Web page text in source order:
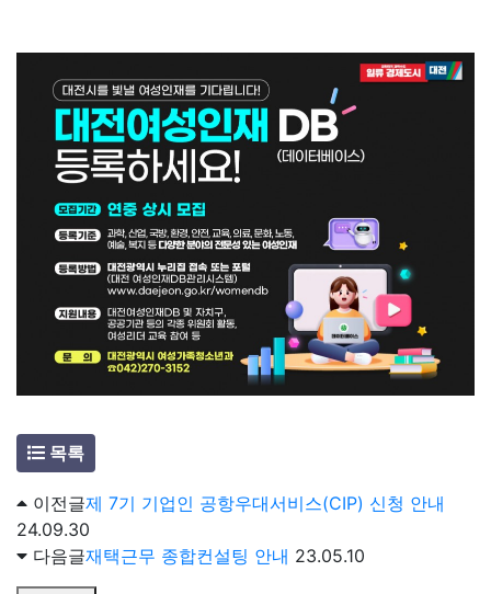
목록
이전글제 7기 기업인 공항우대서비스(CIP) 신청 안내
24.09.30
다음글재택근무 종합컨설팅 안내 23.05.10